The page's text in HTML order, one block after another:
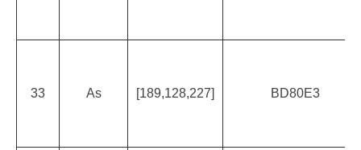
33 As [189,128,227] BD80E3